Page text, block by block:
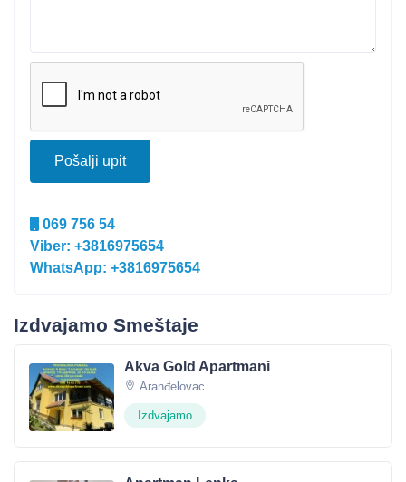
Pošalji upit
069 756 54
Viber: +3816975654
WhatsApp: +3816975654
Izdvajamo Smeštaje
Akva Gold Apartmani
Aranđelovac
Izdvajamo